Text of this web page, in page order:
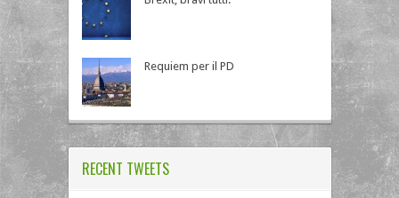
Requiem per il PD
RECENT TWEETS